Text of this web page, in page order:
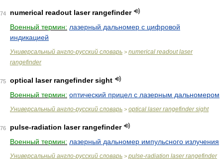
74
numerical readout laser rangefinder
Военный термин: лазерный дальномер с цифровой
индикацией
Универсальный англо-русский словарь > numerical readout laser
rangefinder
75
optical laser rangefinder sight
Военный термин: оптический прицел с лазерным дальномером
Универсальный англо-русский словарь > optical laser rangefinder sight
76
pulse-radiation laser rangefinder
Военный термин: лазерный дальномер импульсного излучения
Универсальный англо-русский словарь > pulse-radiation laser rangefinder